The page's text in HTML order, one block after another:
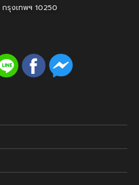
กรุงเทพฯ 10250